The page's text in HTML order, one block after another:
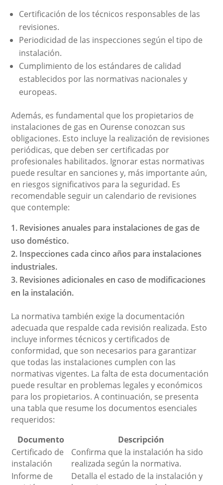
Certificación de los técnicos responsables de las
revisiones.
Periodicidad de las inspecciones según el tipo de
instalación.
Cumplimiento de los estándares de calidad
establecidos por las normativas nacionales y
europeas.
Además, es fundamental que los propietarios de
instalaciones de gas en Ourense conozcan sus
obligaciones. Esto incluye la realización de revisiones
periódicas, que deben ser certificadas por
profesionales habilitados. Ignorar estas normativas
puede resultar en sanciones y, más importante aún,
en riesgos significativos para la seguridad. Es
recomendable seguir un calendario de revisiones
que contemple:
Revisiones anuales para instalaciones de gas de
uso doméstico.
Inspecciones cada cinco años para instalaciones
industriales.
Revisiones adicionales en caso de modificaciones
en la instalación.
La normativa también exige la documentación
adecuada que respalde cada revisión realizada. Esto
incluye informes técnicos y certificados de
conformidad, que son necesarios para garantizar
que todas las instalaciones cumplen con las
normativas vigentes. La falta de esta documentación
puede resultar en problemas legales y económicos
para los propietarios. A continuación, se presenta
una tabla que resume los documentos esenciales
requeridos:
Documento
Descripción
Certificado de
instalación
Confirma que la instalación ha sido
realizada según la normativa.
Informe de
Detalla el estado de la instalación y